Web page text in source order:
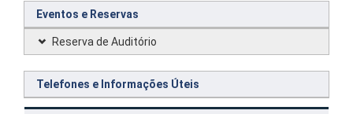
Eventos e Reservas
Reserva de Auditório
Telefones e Informações Úteis